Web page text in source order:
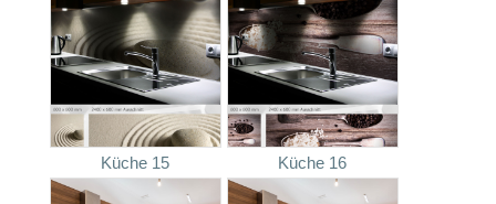
Küche 15 Küche 16